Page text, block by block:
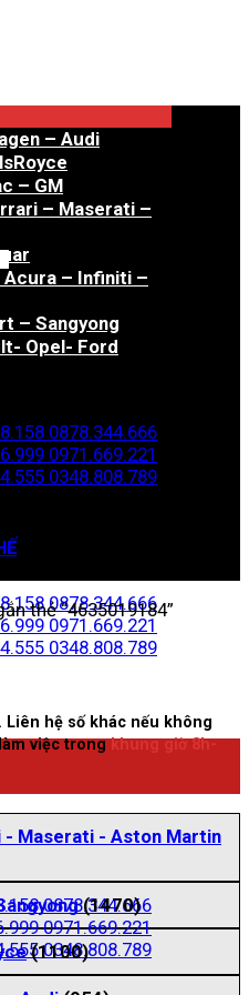
0878.344.666
0971.669.221
0348.808.789
0878.344.666
0971.669.221
0348.808.789
Liên hệ số khác nếu không
việc trongkhung giờ 8h-
0878.344.666
0971.669.221
0348.808.789
– Audi
– GM
– Maserati –
Acura – Infiniti –
– Sangyong
Opel- Ford
thẻ “4635019184”
Maserati - Aston Martin
(1470)
(1100)